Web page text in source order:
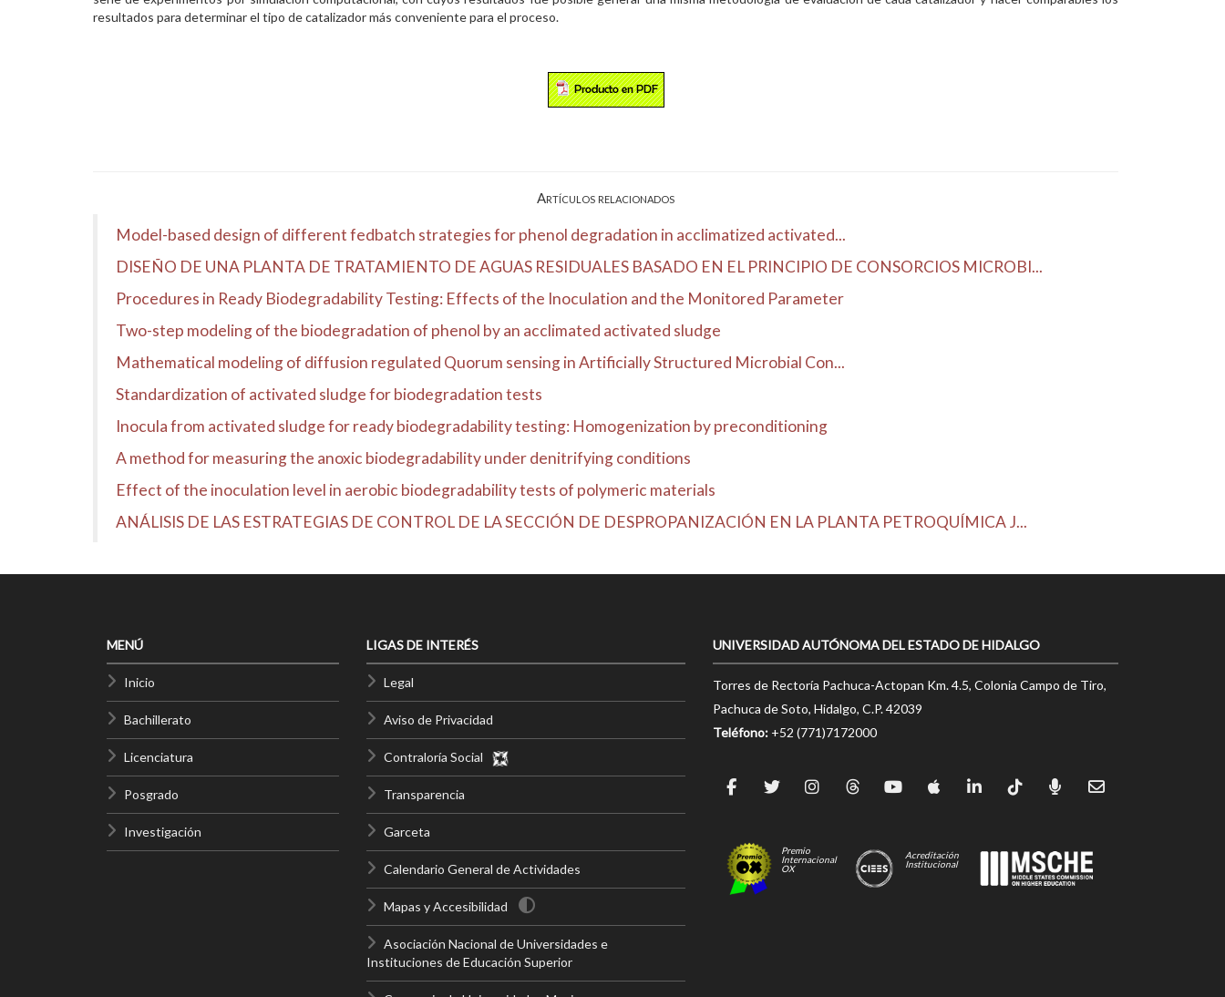
resultados para determinar el tipo de catalizador más conveniente para el proceso.
Artículos relacionados
Model-based design of different fedbatch strategies for phenol degradation in acclimatized activated...
DISEÑO DE UNA PLANTA DE TRATAMIENTO DE AGUAS RESIDUALES BASADO EN EL PRINCIPIO DE CONSORCIOS MICROBI...
Procedures in Ready Biodegradability Testing: Effects of the Inoculation and the Monitored Parameter
Two-step modeling of the biodegradation of phenol by an acclimated activated sludge
Mathematical modeling of diffusion regulated Quorum sensing in Artificially Structured Microbial Con...
Standardization of activated sludge for biodegradation tests
Inocula from activated sludge for ready biodegradability testing: Homogenization by preconditioning
A method for measuring the anoxic biodegradability under denitrifying conditions
Effect of the inoculation level in aerobic biodegradability tests of polymeric materials
ANÁLISIS DE LAS ESTRATEGIAS DE CONTROL DE LA SECCIÓN DE DESPROPANIZACIÓN EN LA PLANTA PETROQUÍMICA J...
MENÚ
Inicio
Bachillerato
Licenciatura
Posgrado
Investigación
LIGAS DE INTERÉS
Legal
Aviso de Privacidad
Contraloría Social
Transparencia
Garceta
Calendario General de Actividades
Mapas y Accesibilidad
Asociación Nacional de Universidades e
Instituciones de Educación Superior
UNIVERSIDAD AUTÓNOMA DEL ESTADO DE HIDALGO
Torres de Rectoría Pachuca-Actopan Km. 4.5, Colonia Campo de Tiro,
Pachuca de Soto, Hidalgo, C.P. 42039
Teléfono: +52 (771)7172000
Premio
Internacional
OX
Acreditación
Institucional